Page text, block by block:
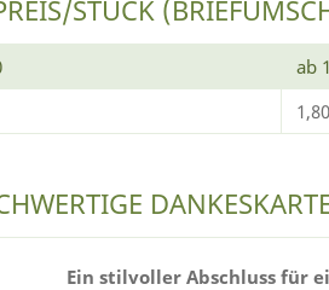
STÜCK
ab
1,80
Ein stilvoller Abschluss für